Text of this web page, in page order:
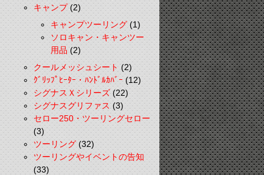
キャンプ(2)
キャンプツーリング(1)
ソロキャン・キャンツー
用品(2)
クールメッシュシート(2)
ｸﾞﾘｯﾌﾟﾋｰﾀｰ・ﾊﾝﾄﾞﾙｶﾊﾞｰ(12)
シグナスＸシリーズ(22)
シグナスグリファス(3)
セロー250・ツーリングセロー
(3)
ツーリング(32)
ツーリングやイベントの告知
(33)